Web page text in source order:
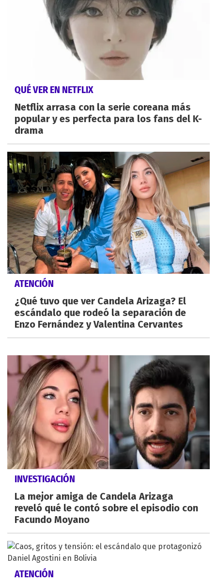
QUÉ VER EN NETFLIX
Netflix arrasa con la serie coreana más
popular y es perfecta para los fans del K-
drama
ATENCIÓN
¿Qué tuvo que ver Candela Arizaga? El
escándalo que rodeó la separación de
Enzo Fernández y Valentina Cervantes
INVESTIGACIÓN
La mejor amiga de Candela Arizaga
reveló qué le contó sobre el episodio con
Facundo Moyano
ATENCIÓN